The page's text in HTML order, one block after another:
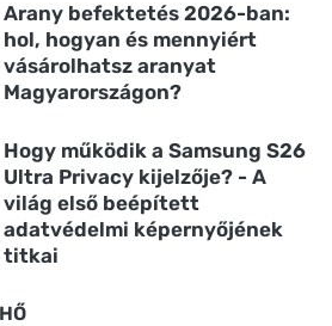
Arany befektetés 2026-ban:
hol, hogyan és mennyiért
vásárolhatsz aranyat
Magyarországon?
Hogy működik a Samsung S26
Ultra Privacy kijelzője? - A
világ első beépített
adatvédelmi képernyőjének
titkai